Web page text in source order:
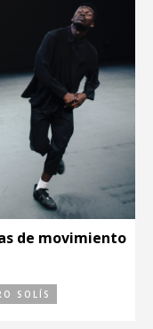
de movimiento
SOLÍS